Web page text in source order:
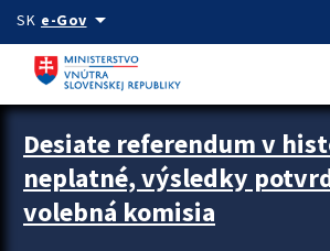
Preskocit na hlavný obsah
SK e-Govarrow_drop_down
Zastavit automatický posun upútavok
Desiate referendum v
neplatné, výsledky
volebná komisia